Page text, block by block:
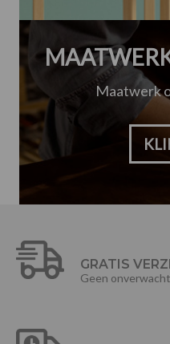
Maatwerk
GRATIS
Geen